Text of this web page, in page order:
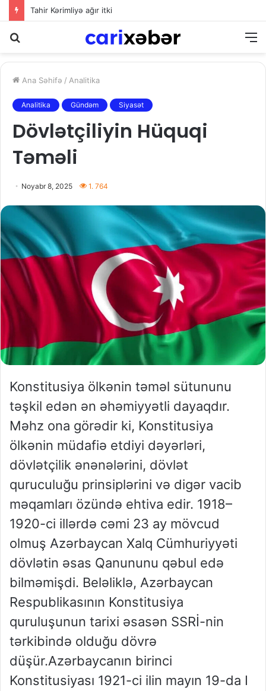
Elman Abdullayev UNESCO-dan geri çağırıldı
Ana Səhifə / Analitika
Analitika Gündəm Siyasət
Dövlətçiliyin Hüquqi
Təməli
Noyabr 8, 2025 1. 764
Konstitusiya ölkənin təməl sütununu
təşkil edən ən əhəmiyyətli dayaqdır.
Məhz ona görədir ki, Konstitusiya
ölkənin müdafiə etdiyi dəyərləri,
dövlətçilik ənənələrini, dövlət
quruculuğu prinsiplərini və digər vacib
məqamları özündə ehtiva edir. 1918–
1920-ci illərdə cəmi 23 ay mövcud
olmuş Azərbaycan Xalq Cümhuriyyəti
dövlətin əsas Qanununu qəbul edə
bilməmişdi. Beləliklə, Azərbaycan
Respublikasının Konstitusiya
quruluşunun tarixi əsasən SSRİ-nin
tərkibində olduğu dövrə
düşür.Azərbaycanın birinci
Konstitusiyası 1921-ci ilin mayın 19-da I